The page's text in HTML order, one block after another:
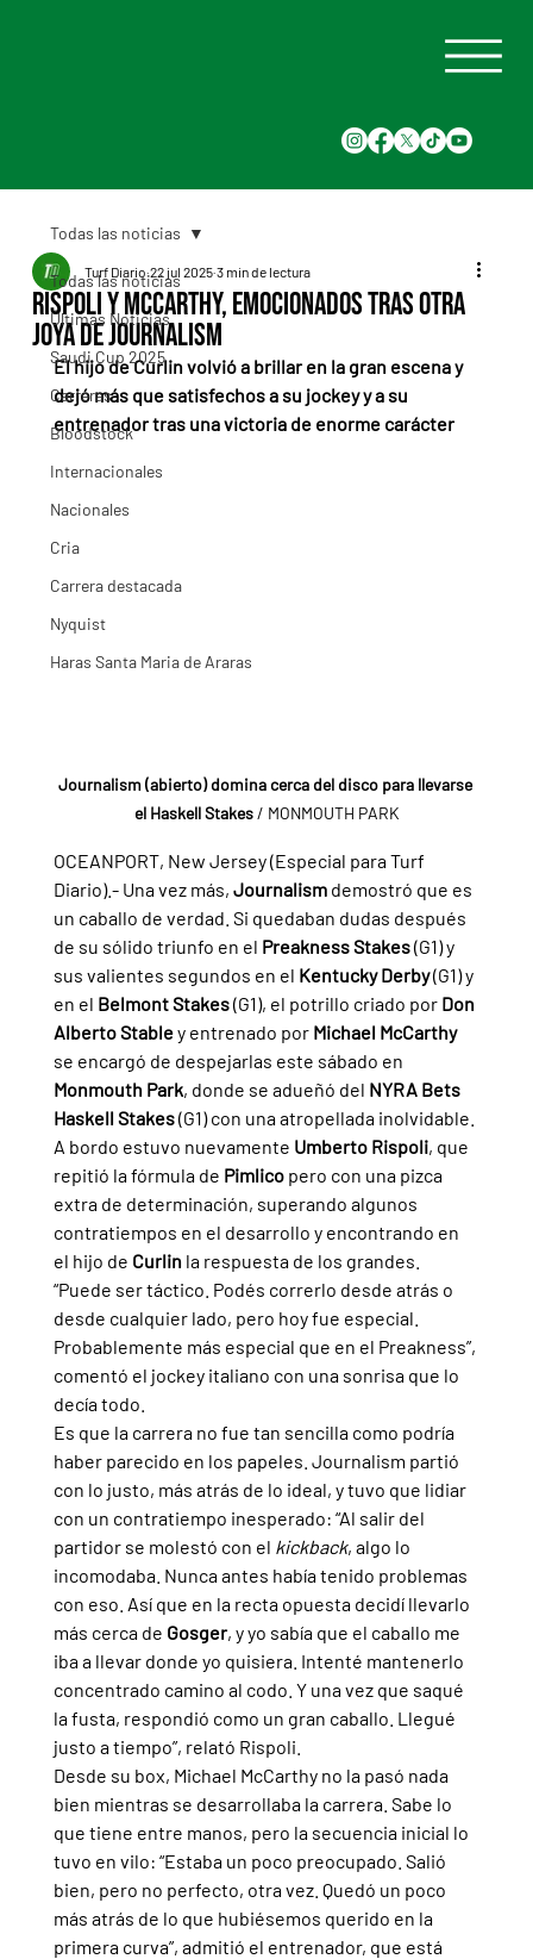
Todas las noticias
Últimas Noticias
Saudi Cup 2025
Carreras
Bloodstock
Internacionales
Nacionales
Cria
Carrera destacada
Nyquist
Haras Santa Maria de Araras
Todas las noticias
Rispoli y McCarthy, emocionados tras otra
joya de Journalism
Turf Diario 22 jul 2025 3 min de lectura
El hijo de Curlin volvió a brillar en la gran escena y
dejó más que satisfechos a su jockey y a su
entrenador tras una victoria de enorme carácter
Journalism (abierto) domina cerca del disco para llevarse
el Haskell Stakes / MONMOUTH PARK
OCEANPORT, New Jersey (Especial para Turf
Diario).- Una vez más, Journalism demostró que es
un caballo de verdad. Si quedaban dudas después
de su sólido triunfo en el Preakness Stakes (G1) y
sus valientes segundos en el Kentucky Derby (G1) y
en el Belmont Stakes (G1), el potrillo criado por Don
Alberto Stable y entrenado por Michael McCarthy
se encargó de despejarlas este sábado en
Monmouth Park, donde se adueñó del NYRA Bets
Haskell Stakes (G1) con una atropellada inolvidable.
A bordo estuvo nuevamente Umberto Rispoli, que
repitió la fórmula de Pimlico pero con una pizca
extra de determinación, superando algunos
contratiempos en el desarrollo y encontrando en
el hijo de Curlin la respuesta de los grandes.
“Puede ser táctico. Podés correrlo desde atrás o
desde cualquier lado, pero hoy fue especial.
Probablemente más especial que en el Preakness”,
comentó el jockey italiano con una sonrisa que lo
decía todo.
Es que la carrera no fue tan sencilla como podría
haber parecido en los papeles. Journalism partió
con lo justo, más atrás de lo ideal, y tuvo que lidiar
con un contratiempo inesperado: “Al salir del
partidor se molestó con el kickback, algo lo
incomodaba. Nunca antes había tenido problemas
con eso. Así que en la recta opuesta decidí llevarlo
más cerca de Gosger, y yo sabía que el caballo me
iba a llevar donde yo quisiera. Intenté mantenerlo
concentrado camino al codo. Y una vez que saqué
la fusta, respondió como un gran caballo. Llegué
justo a tiempo”, relató Rispoli.
Desde su box, Michael McCarthy no la pasó nada
bien mientras se desarrollaba la carrera. Sabe lo
que tiene entre manos, pero la secuencia inicial lo
tuvo en vilo: “Estaba un poco preocupado. Salió
bien, pero no perfecto, otra vez. Quedó un poco
más atrás de lo que hubiésemos querido en la
primera curva”, admitió el entrenador, que está